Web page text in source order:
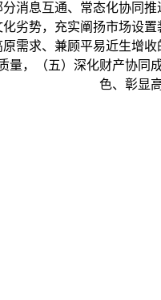
消息互通、常态化协同
劣势，充实阐扬市场设
需求、兼顾平易近生增
量，（五）深化财产协同
色、彰显